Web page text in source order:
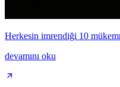
Herkesin imrendiği 10
devamını oku